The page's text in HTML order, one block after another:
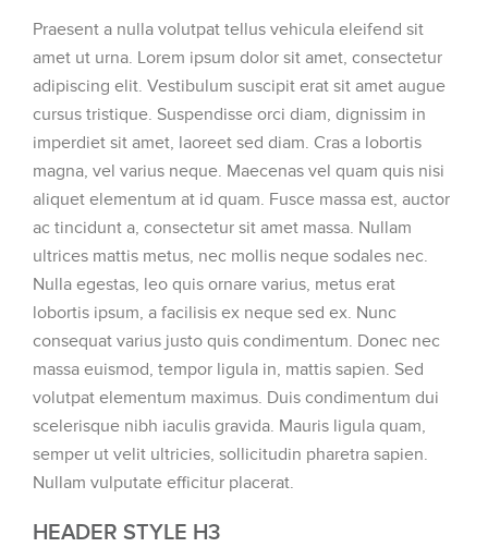
Praesent a nulla volutpat tellus vehicula eleifend sit
amet ut urna. Lorem ipsum dolor sit amet, consectetur
adipiscing elit. Vestibulum suscipit erat sit amet augue
cursus tristique. Suspendisse orci diam, dignissim in
imperdiet sit amet, laoreet sed diam. Cras a lobortis
magna, vel varius neque. Maecenas vel quam quis nisi
aliquet elementum at id quam. Fusce massa est, auctor
ac tincidunt a, consectetur sit amet massa. Nullam
ultrices mattis metus, nec mollis neque sodales nec.
Nulla egestas, leo quis ornare varius, metus erat
lobortis ipsum, a facilisis ex neque sed ex. Nunc
consequat varius justo quis condimentum. Donec nec
massa euismod, tempor ligula in, mattis sapien. Sed
volutpat elementum maximus. Duis condimentum dui
scelerisque nibh iaculis gravida. Mauris ligula quam,
semper ut velit ultricies, sollicitudin pharetra sapien.
Nullam vulputate efficitur placerat.
HEADER STYLE H3